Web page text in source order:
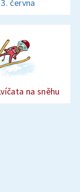
června
na sněhu